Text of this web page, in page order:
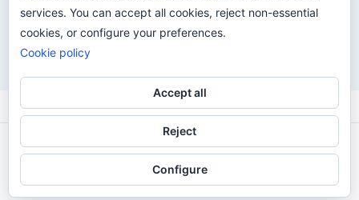
Odi O'Malley © 2016-2025. Todos Los Derechos
Reservados.
services. You can accept all cookies, reject non-essential
cookies, or configure your preferences.
Cookie policy
Accept all
Reject
Configure